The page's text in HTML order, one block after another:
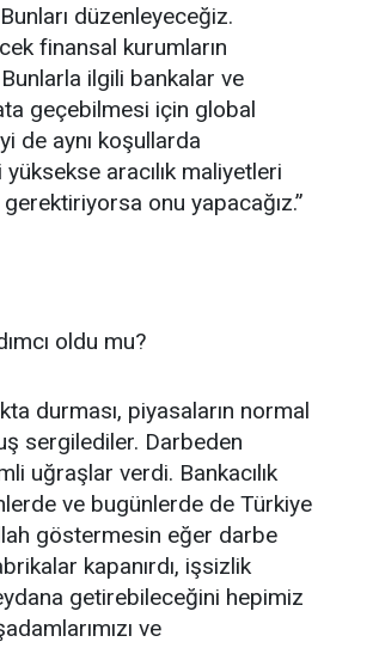
düzenleyeceğiz.
finansal kurumların
ilgili bankalar ve
geçebilmesi için global
de aynı koşullarda
aracılık maliyetleri
onu yapacağız.”
oldu mu?
durması, piyasaların normal
sergilediler. Darbeden
uğraşlar verdi. Bankacılık
ve bugünlerde de Türkiye
göstermesin eğer darbe
kapanırdı, işsizlik
getirebileceğini hepimiz
ve